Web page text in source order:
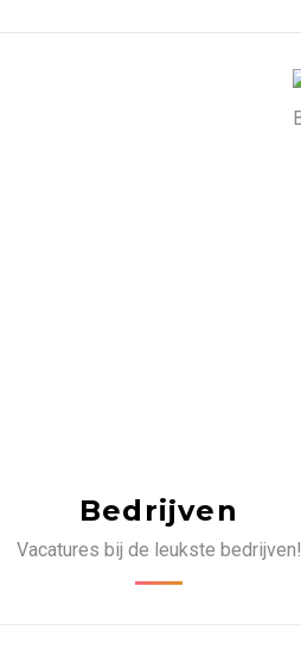
Bedrijven
Vacatures bij de leukste bedrijven!